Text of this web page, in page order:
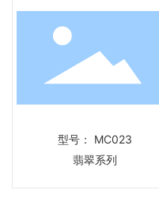
型号： MC023
翡翠系列